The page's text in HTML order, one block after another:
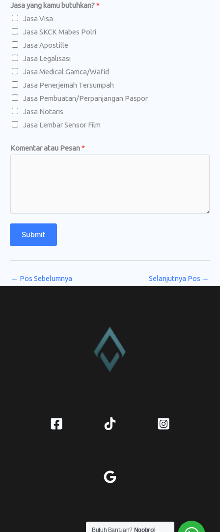
Jasa yang kamu butuhkan?*
Jasa Visa
Jasa SKCK Mabes Polri
Jasa Apostille
Jasa Legalisasi
Jasa Medical Gamca/Wafid
Jasa Penerjemah Tersumpah
Jasa Pembuatan/Perpanjangan Paspor
Jasa Notaris
Jasa Lembar Sensor Film
Komentar atau Pesan*
Submit
← Pos Sebelumnya Selanjutnya Pos →
Butuh Bantuan? Ngobrol